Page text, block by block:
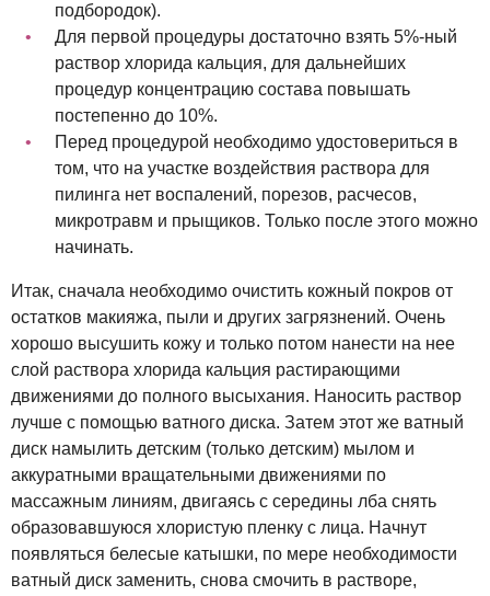
подбородок).
Для первой процедуры достаточно взять 5%-ный
раствор хлорида кальция, для дальнейших
процедур концентрацию состава повышать
постепенно до 10%.
Перед процедурой необходимо удостовериться в
том, что на участке воздействия раствора для
пилинга нет воспалений, порезов, расчесов,
микротравм и прыщиков. Только после этого можно
начинать.
Итак, сначала необходимо очистить кожный покров от
остатков макияжа, пыли и других загрязнений. Очень
хорошо высушить кожу и только потом нанести на нее
слой раствора хлорида кальция растирающими
движениями до полного высыхания. Наносить раствор
лучше с помощью ватного диска. Затем этот же ватный
диск намылить детским (только детским) мылом и
аккуратными вращательными движениями по
массажным линиям, двигаясь с середины лба снять
образовавшуюся хлористую пленку с лица. Начнут
появляться белесые катышки, по мере необходимости
ватный диск заменить, снова смочить в растворе,